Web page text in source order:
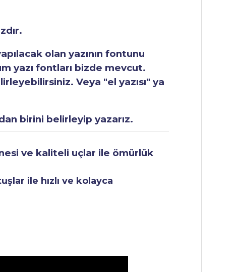
olan yazının fontunu
yazı fontları bizde mevcut.
Veya "el yazısı" ya
birini belirleyip yazarız.
ve kaliteli uçlar ile ömürlük
ile hızlı ve kolayca